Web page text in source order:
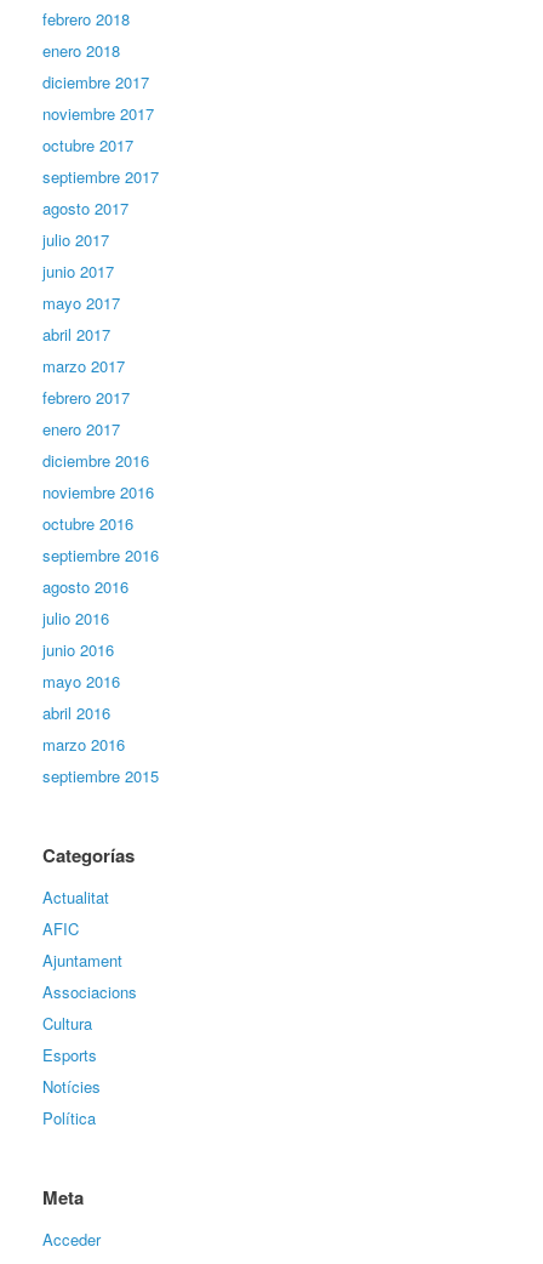
febrero 2018
enero 2018
diciembre 2017
noviembre 2017
octubre 2017
septiembre 2017
agosto 2017
julio 2017
junio 2017
mayo 2017
abril 2017
marzo 2017
febrero 2017
enero 2017
diciembre 2016
noviembre 2016
octubre 2016
septiembre 2016
agosto 2016
julio 2016
junio 2016
mayo 2016
abril 2016
marzo 2016
septiembre 2015
Categorías
Actualitat
AFIC
Ajuntament
Associacions
Cultura
Esports
Notícies
Política
Meta
Acceder